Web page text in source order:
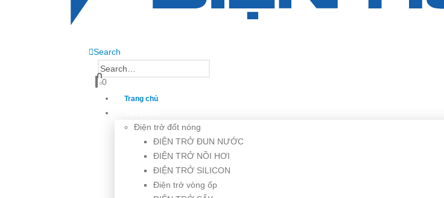
Search
00
Trang chủ
Điện trở đốt nóng
ĐIỆN TRỞ ĐUN NƯỚC
ĐIỆN TRỞ NỒI HƠI
ĐIỆN TRỞ SILICON
Điện trở vòng ốp